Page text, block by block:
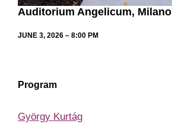
Auditorium Angelicum, Milano
JUNE 3, 2026 – 8:00 PM
Program
György Kurtág